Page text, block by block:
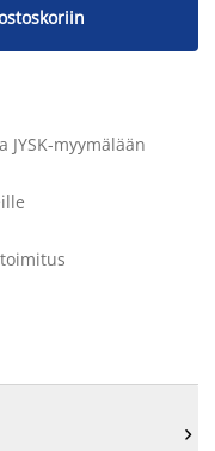
myymälään
